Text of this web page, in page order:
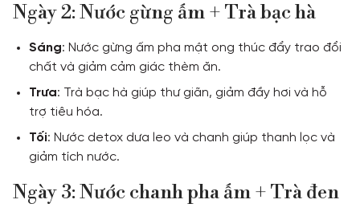
Ngày 2: Nước gừng ấm + Trà bạc hà
Sáng: Nước gừng ấm pha mật ong thúc đẩy trao đổi
chất và giảm cảm giác thèm ăn.
Trưa: Trà bạc hà giúp thư giãn, giảm đầy hơi và hỗ
trợ tiêu hóa.
Tối: Nước detox dưa leo và chanh giúp thanh lọc và
giảm tích nước.
Ngày 3: Nước chanh pha ấm + Trà đen